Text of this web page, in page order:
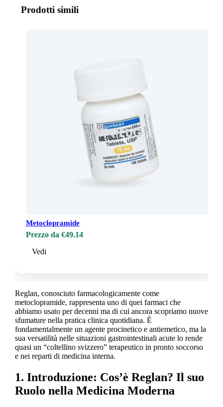
Prodotti simili
Metoclopramide
Prezzo da €49.14
Vedi
Reglan, conosciuto farmacologicamente come
metoclopramide, rappresenta uno di quei farmaci che
abbiamo usato per decenni ma di cui ancora scopriamo nuove
sfumature nella pratica clinica quotidiana. È
fondamentalmente un agente procinetico e antiemetico, ma la
sua versatilità nelle situazioni gastrointestinali acute lo rende
quasi un “coltellino svizzero” terapeutico in pronto soccorso
e nei reparti di medicina interna.
1. Introduzione: Cos’è Reglan? Il suo
Ruolo nella Medicina Moderna